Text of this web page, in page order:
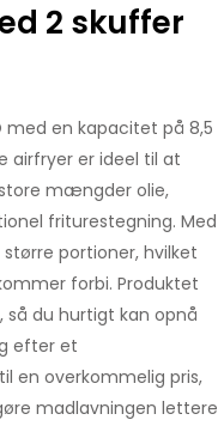
2 skuffer
med en kapacitet på 8,5
airfryer er ideel til at
mængder olie,
friturestegning. Med
portioner, hvilket
forbi. Produktet
du hurtigt kan opnå
efter et
en overkommelig pris,
madlavningen lettere